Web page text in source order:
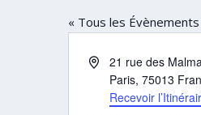
« Tous les Évènements
Adresse21 rue des
Paris, 75013
Recevoir